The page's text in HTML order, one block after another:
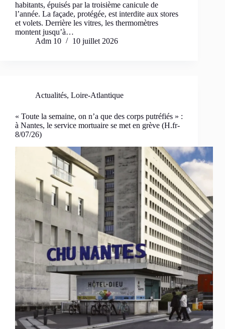
habitants, épuisés par la troisième canicule de
l’année. La façade, protégée, est interdite aux stores
et volets. Derrière les vitres, les thermomètres
montent jusqu’à…
Adm 10
10 juillet 2026
Actualités, Loire-Atlantique
« Toute la semaine, on n’a que des corps putréfiés » :
à Nantes, le service mortuaire se met en grève (H.fr-
8/07/26)